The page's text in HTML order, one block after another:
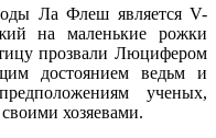
Ла Флеш является V-
на маленькие рожки
прозвали Люцифером
достоянием ведьм и
ученых,
хозяевами.